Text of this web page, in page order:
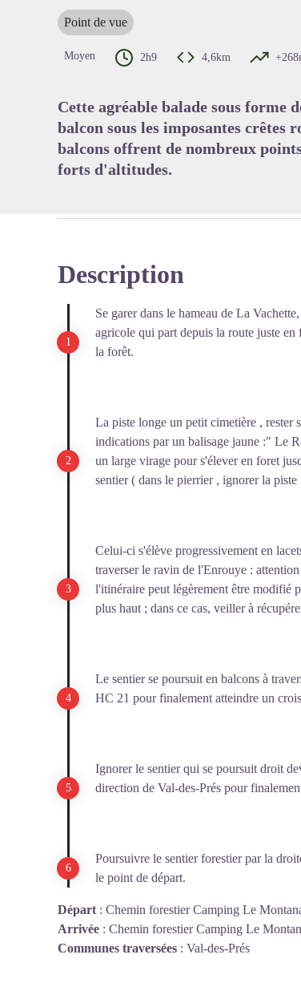
Point de vue
Moyen 2h9 4,6km
Cette agréable balade sous forme
balcon sous les imposantes crêtes
balcons offrent de nombreux
forts d'altitudes.
Description
Se garer dans le hameau de La
agricole qui part depuis la route juste
la forêt.
La piste longe un petit cimetière , rester
indications par un balisage jaune :" Le
un large virage pour s'élever en foret
sentier ( dans le pierrier , ignorer la
Celui-ci s'élève progressivement en
traverser le ravin de l'Enrouye :
l'itinéraire peut légèrement être modifié
plus haut ; dans ce cas, veiller à
Le sentier se poursuit en balcons à
HC 21 pour finalement atteindre un
Ignorer le sentier qui se poursuit droit
direction de Val-des-Prés pour
Poursuivre le sentier forestier par la
le point de départ.
Départ : Chemin forestier Camping Le
Arrivée : Chemin forestier Camping Le
Communes traversées : Val-des-Prés